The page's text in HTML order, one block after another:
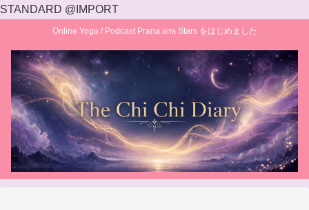
STANDARD @IMPORT
Online Yoga / Podcast Prana ans Stars をはじめました